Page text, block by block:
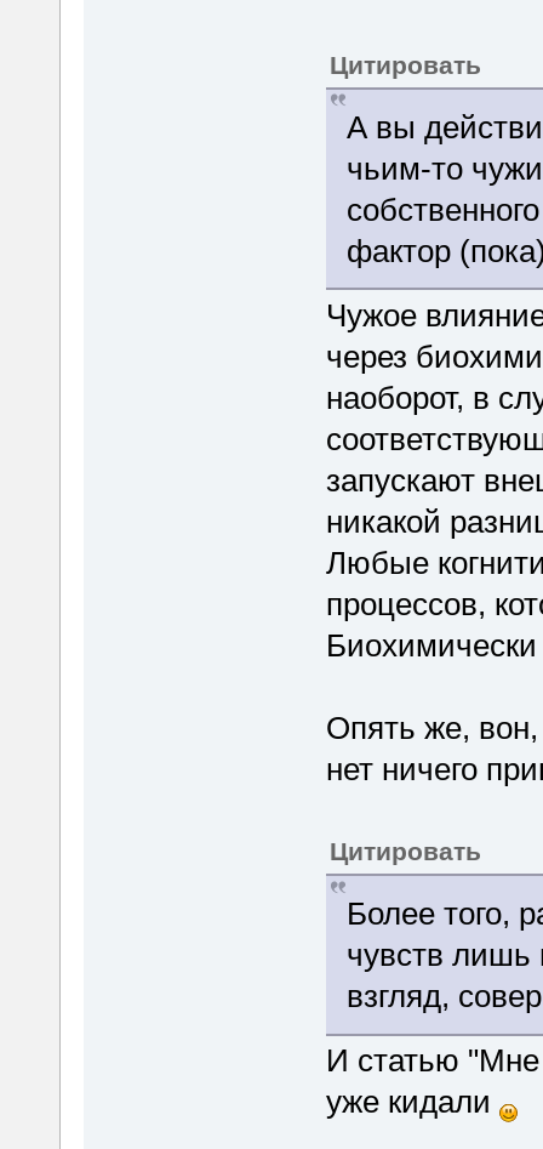
Цитировать
А вы
чьим-то
фактор
Чужое
через
наоборот, в
запускают
никакой
Любые
процессов,
Опять же,
нет ничего
Цитировать
Более того,
чувств лишь
взгляд,
И статью "Мне
уже кидали